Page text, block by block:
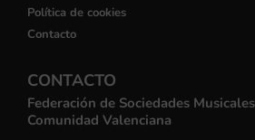
Política de cookies
Contacto
CONTACTO
Federación de Sociedades
Comunidad Valenciana